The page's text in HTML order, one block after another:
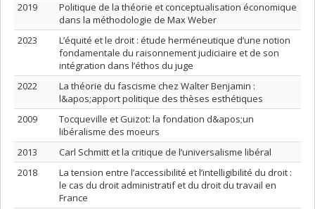
2019
Politique de la théorie et conceptualisation économique
dans la méthodologie de Max Weber
2023
L’équité et le droit : étude herméneutique d’une notion
fondamentale du raisonnement judiciaire et de son
intégration dans l’éthos du juge
2022
La théorie du fascisme chez Walter Benjamin :
l&apos;apport politique des thèses esthétiques
2009
Tocqueville et Guizot: la fondation d&apos;un
libéralisme des moeurs
2013
Carl Schmitt et la critique de l’universalisme libéral
2018
La tension entre l’accessibilité et l’intelligibilité du droit :
le cas du droit administratif et du droit du travail en
France